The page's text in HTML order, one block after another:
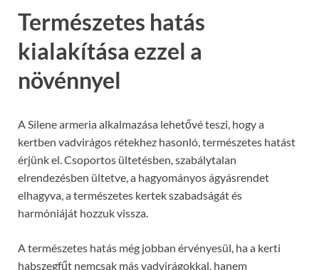
Természetes hatás
kialakítása ezzel a
növénnyel
A Silene armeria alkalmazása lehetővé teszi, hogy a
kertben vadvirágos rétekhez hasonló, természetes hatást
érjünk el. Csoportos ültetésben, szabálytalan
elrendezésben ültetve, a hagyományos ágyásrendet
elhagyva, a természetes kertek szabadságát és
harmóniáját hozzuk vissza.
A természetes hatás még jobban érvényesül, ha a kerti
habszegfűt nemcsak más vadvirágokkal, hanem